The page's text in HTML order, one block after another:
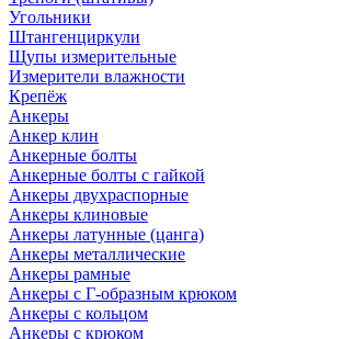
Угольники
Штангенциркули
Щупы измерительные
Измерители влажности
Крепёж
Анкеры
Анкер клин
Анкерные болты
Анкерные болты с гайкой
Анкеры двухраспорные
Анкеры клиновые
Анкеры латунные (цанга)
Анкеры металлические
Анкеры рамные
Анкеры с Г-образным крюком
Анкеры с кольцом
Анкеры с крюком